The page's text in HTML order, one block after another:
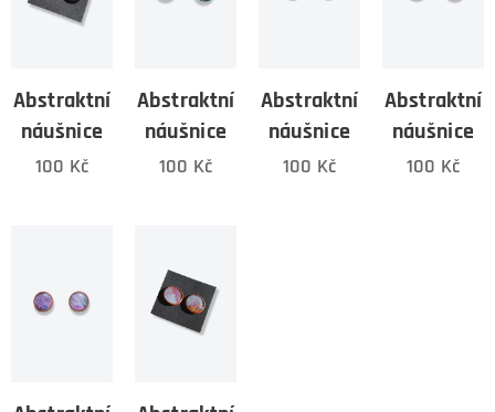
Abstraktní
náušnice
100 Kč
Abstraktní
náušnice
100 Kč
Abstraktní
náušnice
100 Kč
Abstraktní
náušnice
100 Kč